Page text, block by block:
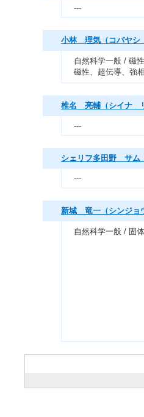
---
小林 理気（コバヤシ
自然科学一般 / 磁
磁性、超伝導、強
椎名 亮輔（シイナ リ
---
シェリフ多田野 サム
---
新城 竜一（シンジョ
自然科学一般 / 固